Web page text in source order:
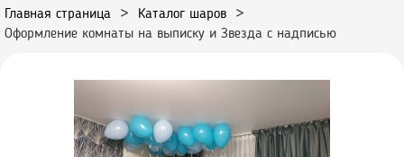
Главная страница > Каталог шаров
>
Оформление комнаты на выписку и Звезда с надписью